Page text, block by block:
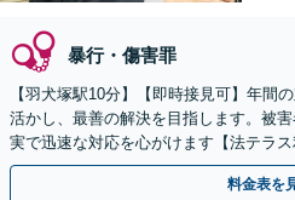
暴行・傷害罪
【羽犬塚駅10分】【即時接見可】年間
活かし、最善の解決を目指します。被
実で迅速な対応を心がけます【法テラ
み）】【当日・休日・夜間相談OK】
料金表を